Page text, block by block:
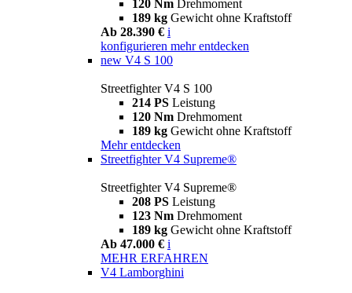
120 Nm Drehmoment
189 kg Gewicht ohne Kraftstoff
Ab 28.390 € i
konfigurieren mehr entdecken
new V4 S 100
Streetfighter V4 S 100
214 PS Leistung
120 Nm Drehmoment
189 kg Gewicht ohne Kraftstoff
Mehr entdecken
Streetfighter V4 Supreme®
Streetfighter V4 Supreme®
208 PS Leistung
123 Nm Drehmoment
189 kg Gewicht ohne Kraftstoff
Ab 47.000 € i
MEHR ERFAHREN
V4 Lamborghini